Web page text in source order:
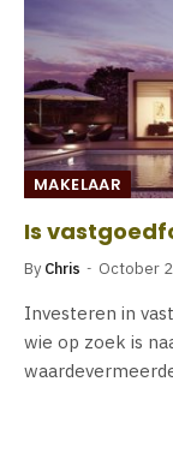
MAKELAAR
Is
By Chris October
Investeren in
wie op zoek is